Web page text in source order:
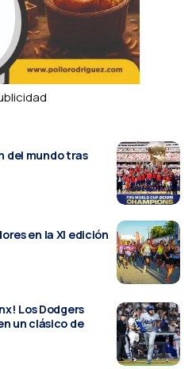
del mundo tras
en la XI edición
Los Dodgers
un clásico de